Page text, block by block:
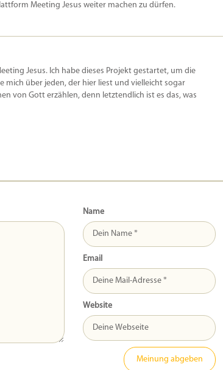
Meeting Jesus weiter machen zu dürfen.
Jesus. Ich habe dieses Projekt gestartet, um die
mich über jeden, der hier liest und vielleicht sogar
von Gott erzählen, denn letztendlich ist es das, was
Name
Email
Website